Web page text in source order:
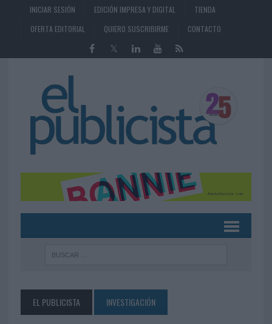
INICIAR SESIÓN EDICIÓN IMPRESA Y DIGITAL
TIENDA
OFERTA EDITORIAL
QUIERO SUSCRIBIRME CONTACTO
EL PUBLICISTA INVESTIGACIÓN